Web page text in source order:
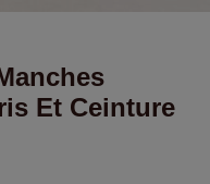
Et Ceinture